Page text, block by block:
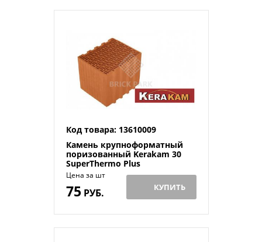
Код товара: 13610009
Камень крупноформатный
поризованный Kerakam 30
SuperThermo Plus
Цена за шт
75 РУБ. КУПИТЬ